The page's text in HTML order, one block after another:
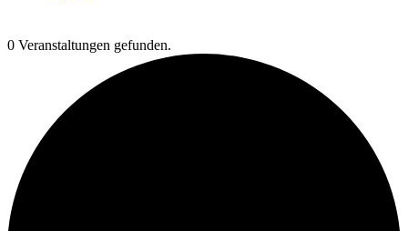
0 Veranstaltungen gefunden.